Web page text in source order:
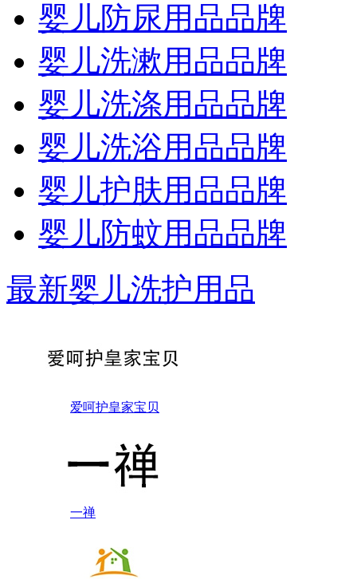
婴儿防尿用品品牌
婴儿洗漱用品品牌
婴儿洗涤用品品牌
婴儿洗浴用品品牌
婴儿护肤用品品牌
婴儿防蚊用品品牌
最新婴儿洗护用品
爱呵护皇家宝贝
一禅